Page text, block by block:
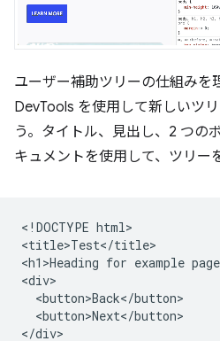
ユーザー補助ツリーの仕組みを
DevTools を使用して新しいツ
う。タイトル、見出し、2 つの
キュメントを使用して、ツリー
<!DOCTYPE html>
<title>Test</title>
<h1>Heading for example
<div>
  <button>Back</button>
  <button>Next</button>